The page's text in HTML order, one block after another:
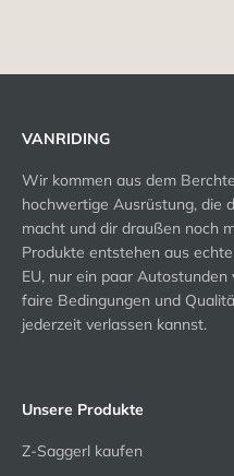
VANRIDING
Wir kommen aus dem
hochwertige Ausrüstung, die
macht und dir draußen noch
Produkte entstehen aus
EU, nur ein paar
faire Bedingungen und
jederzeit verlassen kannst.
Unsere Produkte
Z-Saggerl kaufen